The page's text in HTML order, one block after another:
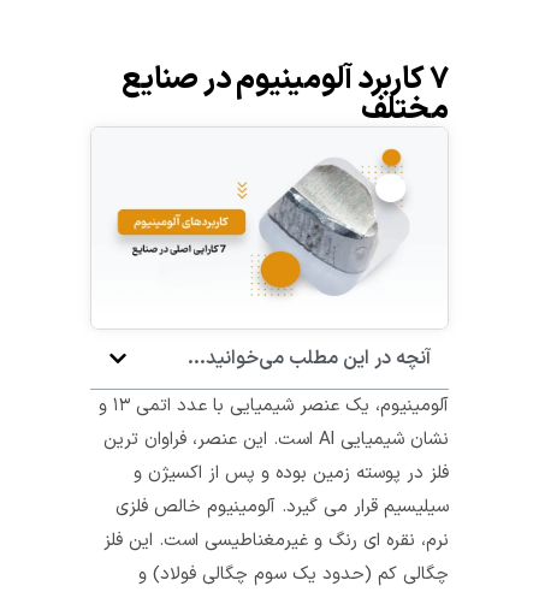
۷ کاربرد آلومینیوم در صنایع
مختلف
آنچه در این مطلب می‌خوانید...
آلومینیوم، یک عنصر شیمیایی با عدد اتمی ۱۳ و
نشان شیمیایی Al است. این عنصر، فراوان‌ ترین
فلز در پوسته زمین بوده و پس از اکسیژن و
سیلیسیم قرار می گیرد. آلومینیوم خالص فلزی
نرم، نقره‌ ای‌ رنگ و غیرمغناطیسی است. این فلز
چگالی کم (حدود یک سوم چگالی فولاد) و